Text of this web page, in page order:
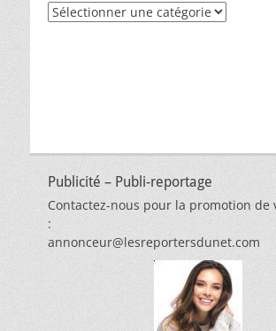
Recherche
Publicité – Publi-reportage
Contactez-nous pour la promotion de
:
annonceur@lesreportersdunet.com